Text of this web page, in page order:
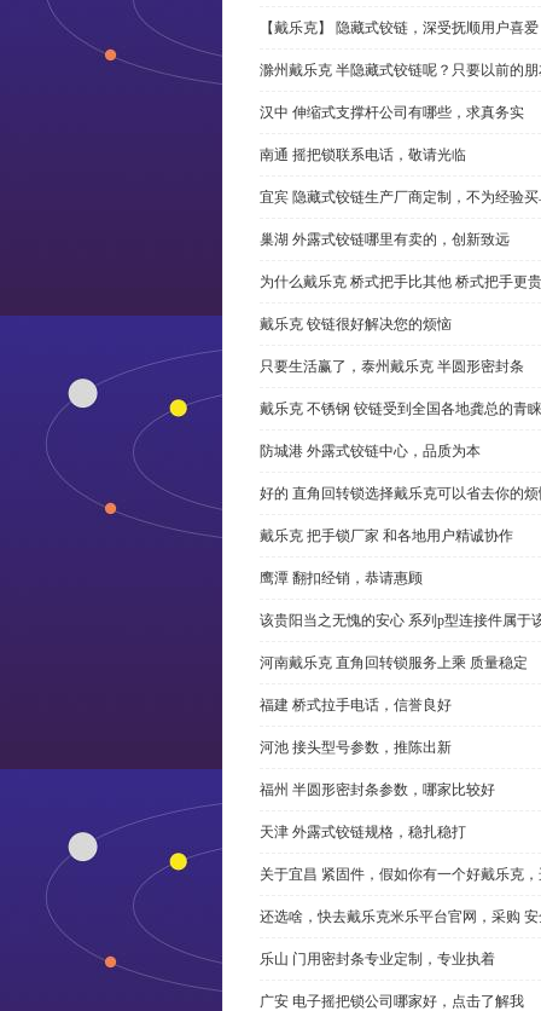
【戴乐克】 隐藏式铰链，深受抚顺用户喜
滁州戴乐克 半隐藏式铰链呢？只要以前的
汉中 伸缩式支撑杆公司有哪些，求真务实
南通 摇把锁联系电话，敬请光临
宜宾 隐藏式铰链生产厂商定制，不为经验
巢湖 外露式铰链哪里有卖的，创新致远
为什么戴乐克 桥式把手比其他 桥式把手更
戴乐克 铰链很好解决您的烦恼
只要生活赢了，泰州戴乐克 半圆形密封条
戴乐克 不锈钢 铰链受到全国各地龚总的青睐
防城港 外露式铰链中心，品质为本
好的 直角回转锁选择戴乐克可以省去你的
戴乐克 把手锁厂家 和各地用户精诚协作
鹰潭 翻扣经销，恭请惠顾
该贵阳当之无愧的安心 系列p型连接件属于
河南戴乐克 直角回转锁服务上乘 质量稳定
福建 桥式拉手电话，信誉良好
河池 接头型号参数，推陈出新
福州 半圆形密封条参数，哪家比较好
天津 外露式铰链规格，稳扎稳打
关于宜昌 紧固件，假如你有一个好戴乐克
还选啥，快去戴乐克米乐平台官网，采购
乐山 门用密封条专业定制，专业执着
广安 电子摇把锁公司哪家好，点击了解我